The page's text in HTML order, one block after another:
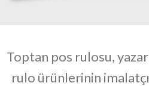
Toptan pos rulosu,
rulo ürünlerinin